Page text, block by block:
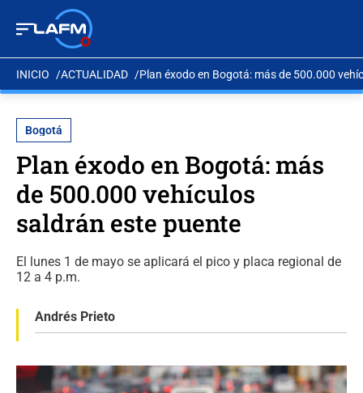
INICIO ACTUALIDAD Plan éxodo en Bogotá: más de 500.000
Bogotá
Plan éxodo en Bogotá: más
de 500.000 vehículos
saldrán este puente
El lunes 1 de mayo se aplicará el pico y placa regional de
12 a 4 p.m.
Andrés Prieto